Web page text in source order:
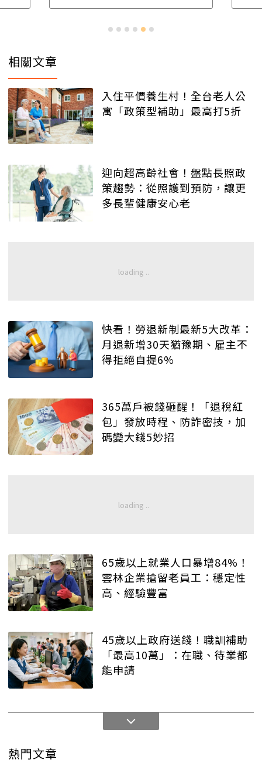
相關文章
入住平價養生村！全台老人公
寓「政策型補助」最高打5折
迎向超高齡社會！盤點長照政
策趨勢：從照護到預防，讓更
多長輩健康安心老
快看！勞退新制最新5大改革：
月退新增30天猶豫期、雇主不
得拒絕自提6%
365萬戶被錢砸醒！「退稅紅
包」發放時程、防詐密技，加
碼變大錢5妙招
65歲以上就業人口暴增84%！
雲林企業搶留老員工：穩定性
高、經驗豐富
45歲以上政府送錢！職訓補助
「最高10萬」：在職、待業都
能申請
熱門文章